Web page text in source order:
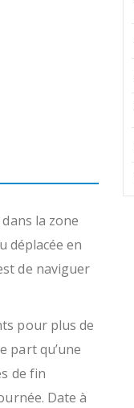
la zone
déplacée en
de naviguer
pour plus de
part qu’une
de fin
Date à